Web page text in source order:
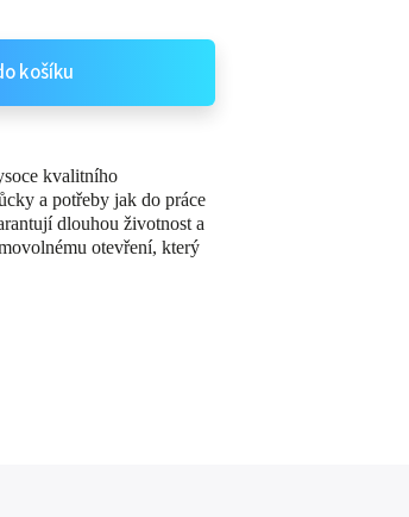
košíku
kvalitního
a potřeby jak do práce
dlouhou životnost a
otevření, který